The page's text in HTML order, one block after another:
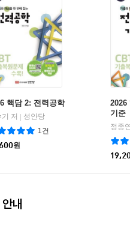
핵담 2: 전력공학
기 저 | 성안당
1건
원
2026
기준
정종
내